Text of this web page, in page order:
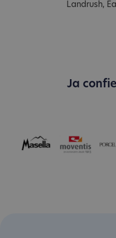
Landrush,
Ja